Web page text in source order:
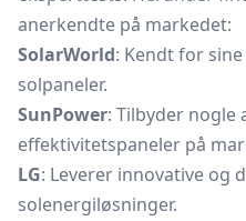
anerkendte på markedet:
SolarWorld: Kendt for
solpaneler.
SunPower: Tilbyder nogle
effektivitetspaneler på
LG: Leverer innovative og
solenergiløsninger.